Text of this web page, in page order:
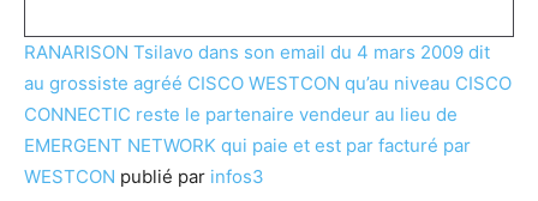
RANARISON Tsilavo dans son email du 4 mars 2009 dit
au grossiste agréé CISCO WESTCON qu’au niveau CISCO
CONNECTIC reste le partenaire vendeur au lieu de
EMERGENT NETWORK qui paie et est par facturé par
WESTCON publié par infos3